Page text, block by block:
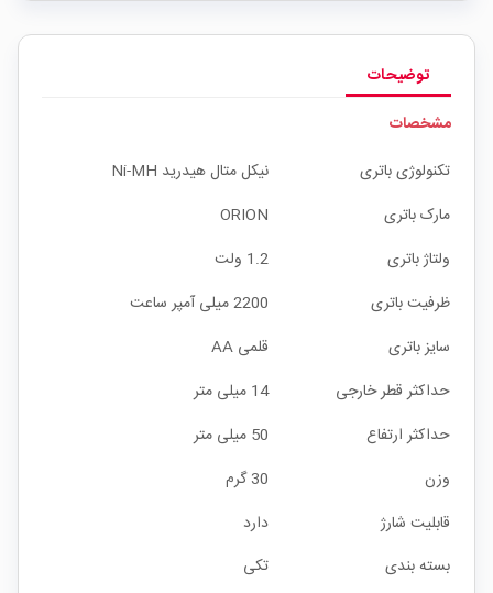
توضیحات
مشخصات
تکنولوژی باتری
نیکل متال هیدرید Ni-MH
مارک باتری
ORION
ولتاژ باتری
1.2 ولت
ظرفیت باتری
2200 میلی آمپر ساعت
سایز باتری
قلمی AA
حداکثر قطر خارجی
14 میلی متر
حداکثر ارتفاع
50 میلی متر
وزن
30 گرم
قابلیت شارژ
دارد
بسته بندی
تکی